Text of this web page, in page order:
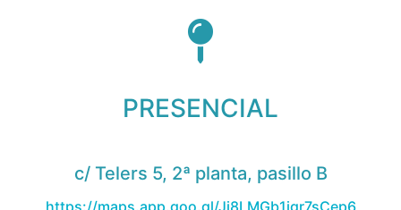
PRESENCIAL
c/ Telers 5, 2ª planta, pasillo B
https://maps.app.goo.gl/Ji8LMGb1igr7sCep6